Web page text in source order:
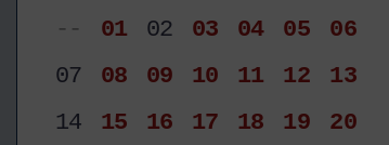
--
01 02 03 04 05
06
07
08 09 10 11 12
13
14
15 16 17 18 19
20